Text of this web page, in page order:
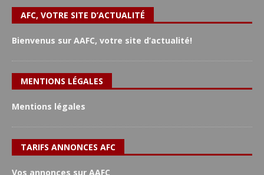
AFC, VOTRE SITE D’ACTUALITÉ
Bienvenus sur AAFC, votre site d’actualité!
MENTIONS LÉGALES
Mentions légales
TARIFS ANNONCES AFC
Vos annonces sur AAFC